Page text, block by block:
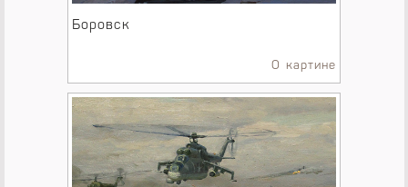
Боровск
О картине